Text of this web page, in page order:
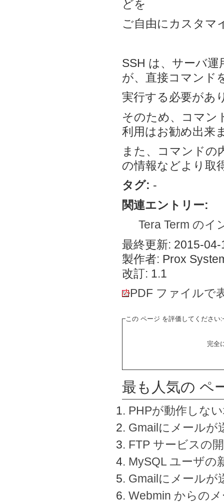
どを
ご自由にカスタマ
SSH は、サーバ
が、直接コマンド
実行する必要があ
そのため、コマン
利用はお勧め出来
また、コマンドの
の情報などより取
タグ: -
関連エントリー:
Tera Term のイ
最終更新: 2015-
製作者: Prox
改訂: 1.1
PDF ファイルで
この ページ を評価してください:
完全
最も人気の ペ
PHPが動作しな
Gmailにメールが
FTP サービスの
MySQL ユーザの
Gmailにメールが
Webmin からの